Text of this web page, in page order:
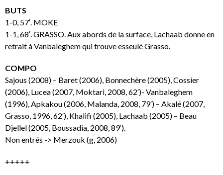
BUTS
1-0, 57′. MOKE
1-1, 68′. GRASSO. Aux abords de la surface, Lachaab donne en
retrait à Vanbaleghem qui trouve esseulé Grasso.
COMPO
Sajous (2008) – Baret (2006), Bonnechère (2005), Cossier
(2006), Lucea (2007, Moktari, 2008, 62′)- Vanbaleghem
(1996), Apkakou (2006, Malanda, 2008, 79′) – Akalé (2007,
Grasso, 1996, 62′), Khalifi (2005), Lachaab (2005) – Beau
Djellel (2005, Boussadia, 2008, 89′).
Non entrés -> Merzouk (g, 2006)
+++++